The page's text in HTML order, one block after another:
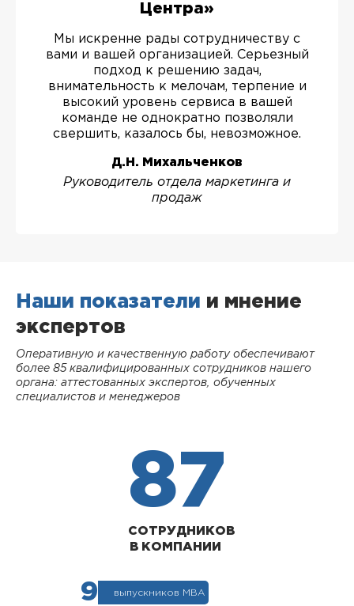
Центра»
Мы искренне рады сотрудничеству с
вами и вашей организацией. Серьезный
подход к решению задач,
внимательность к мелочам, терпение и
высокий уровень сервиса в вашей
команде не однократно позволяли
свершить, казалось бы, невозможное.
Д.Н. Михальченков
Руководитель отдела маркетинга и
продаж
Наши показатели и мнение
экспертов
Оперативную и качественную работу обеспечивают
более 85 квалифицированных сотрудников нашего
органа: аттестованных экспертов, обученных
специалистов и менеджеров
87
СОТРУДНИКОВ
В КОМПАНИИ
9 выпускников МВА